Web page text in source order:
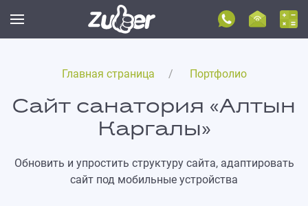
Главная страница Портфолио
Сайт санатория «Алтын
Каргалы»
Обновить и упростить структуру сайта, адаптировать
сайт под мобильные устройства